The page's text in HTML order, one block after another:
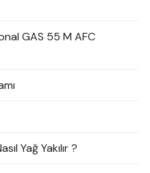
GAS 55 M AFC
Yağ Yakılır ?